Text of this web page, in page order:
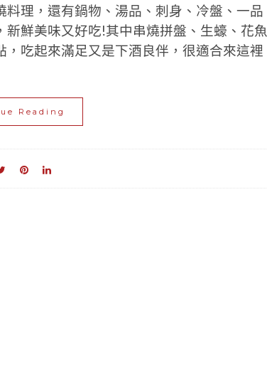
理，還有鍋物、湯品、刺身、冷盤、一品
鮮美味又好吃!其中串燒拼盤、生蠔、花魚
吃起來滿足又是下酒良伴，很適合來這裡
Reading